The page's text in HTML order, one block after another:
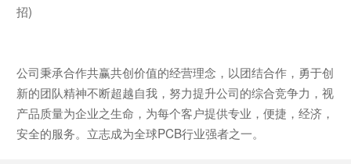
招)
公司秉承合作共赢共创价值的经营理念，以团结合作，勇于创
新的团队精神不断超越自我，努力提升公司的综合竞争力，视
产品质量为企业之生命，为每个客户提供专业，便捷，经济，
安全的服务。立志成为全球PCB行业强者之一。